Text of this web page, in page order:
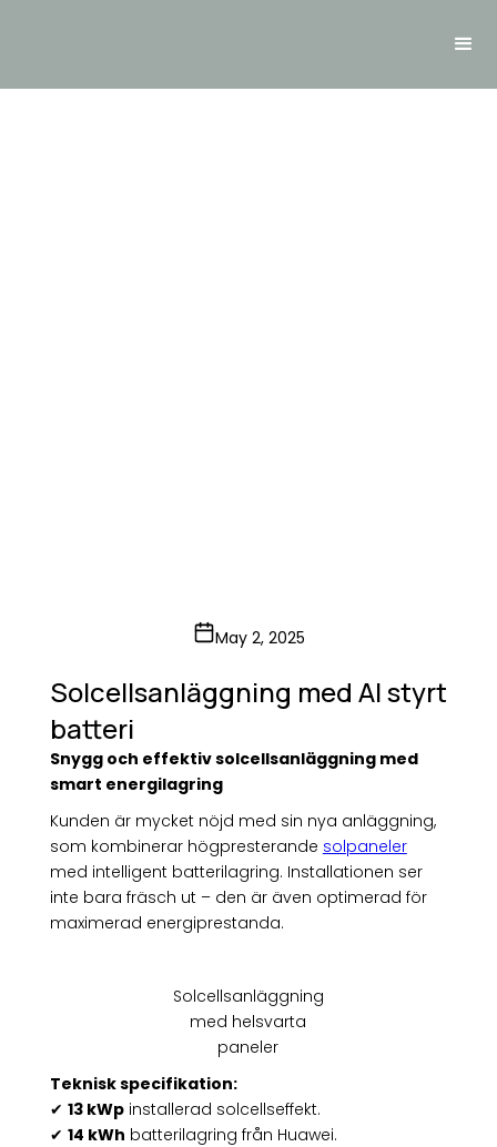
May 2, 2025
Solcellsanläggning med AI styrt
batteri
Snygg och effektiv solcellsanläggning med
smart energilagring
Kunden är mycket nöjd med sin nya anläggning,
som kombinerar högpresterande solpaneler
med intelligent batterilagring. Installationen ser
inte bara fräsch ut – den är även optimerad för
maximerad energiprestanda.
Solcellsanläggning
med helsvarta
paneler
Teknisk specifikation:
✔ 13 kWpinstallerad solcellseffekt.
✔ 14 kWh batterilagring från Huawei.